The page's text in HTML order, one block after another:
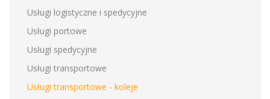
Usługi logistyczne i spedycyjne
Usługi portowe
Usługi spedycyjne
Usługi transportowe
Usługi transportowe - koleje